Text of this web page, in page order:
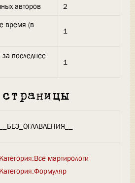
авторов
2
время (в
1
последнее
1
__БЕЗ_ОГЛАВЛЕНИЯ__
Категория:Все мартирологи
Категория:Формуляр